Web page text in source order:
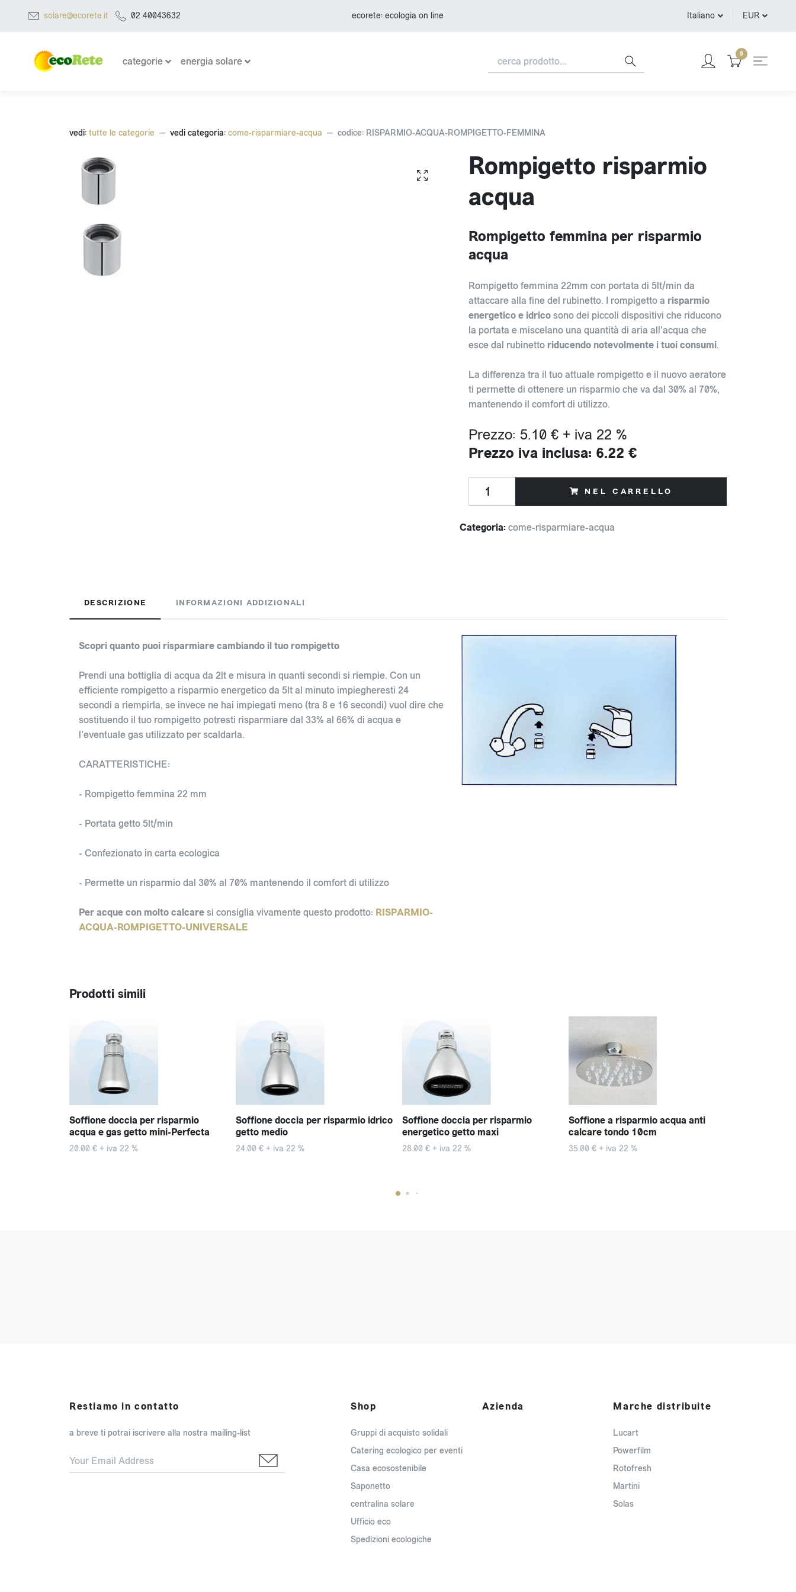
solare@ecorete.it 02 40043632 ecorete: ecologia on line Italiano EUR
categorie energia solare
0
vedi: tutte le categorie vedi categoria: come-risparmiare-acqua codice: RISPARMIO-ACQUA-ROMPIGETTO-FEMMINA
Rompigetto risparmio
acqua
Rompigetto femmina per risparmio
acqua
Rompigetto femmina 22mm con portata di 5lt/min da
attaccare alla fine del rubinetto. I rompigetto a risparmio
energetico e idricosono dei piccoli dispositivi che riducono
la portata e miscelano una quantità di aria all'acqua che
esce dal rubinetto riducendo notevolmente i tuoi consumi.
La differenza tra il tuo attuale rompigetto e il nuovo aeratore
ti permette di ottenere un risparmio che va dal 30% al 70%,
mantenendo il comfort di utilizzo.
Prezzo: 5.10 € + iva 22 %
Prezzo iva inclusa: 6.22 €
NEL CARRELLO
Categoria:come-risparmiare-acqua
DESCRIZIONE INFORMAZIONI ADDIZIONALI
Scopri quanto puoi risparmiare cambiando il tuo rompigetto
Prendi una bottiglia di acqua da 2lt e misura in quanti secondi si riempie. Con un
efficiente rompigetto a risparmio energetico da 5lt al minuto impiegheresti 24
secondi a riempirla, se invece ne hai impiegati meno (tra 8 e 16 secondi) vuol dire che
sostituendo il tuo rompigetto potresti risparmiare dal 33% al 66% di acqua e
l’eventuale gas utilizzato per scaldarla.
CARATTERISTICHE:
- Rompigetto femmina 22 mm
- Portata getto 5lt/min
- Confezionato in carta ecologica
- Permette un risparmio dal 30% al 70% mantenendo il comfort di utilizzo
Per acque con molto calcaresi consiglia vivamente questo prodotto: RISPARMIO-
ACQUA-ROMPIGETTO-UNIVERSALE
Prodotti simili
Soffione doccia per risparmio
acqua e gas getto mini-Perfecta
20.00 € + iva 22 %
Soffione doccia per risparmio idrico
getto medio
24.00 € + iva 22 %
Soffione doccia per risparmio
energetico getto maxi
28.00 € + iva 22 %
Soffione a risparmio acqua anti
calcare tondo 10cm
35.00 € + iva 22 %
Restiamo in contatto
a breve ti potrai iscrivere alla nostra mailing-list
Shop
Gruppi di acquisto solidali
Catering ecologico per eventi
Casa ecosostenibile
Saponetto
centralina solare
Ufficio eco
Spedizioni ecologiche
Azienda Marche distribuite
Lucart
Powerfilm
Rotofresh
Martini
Solas